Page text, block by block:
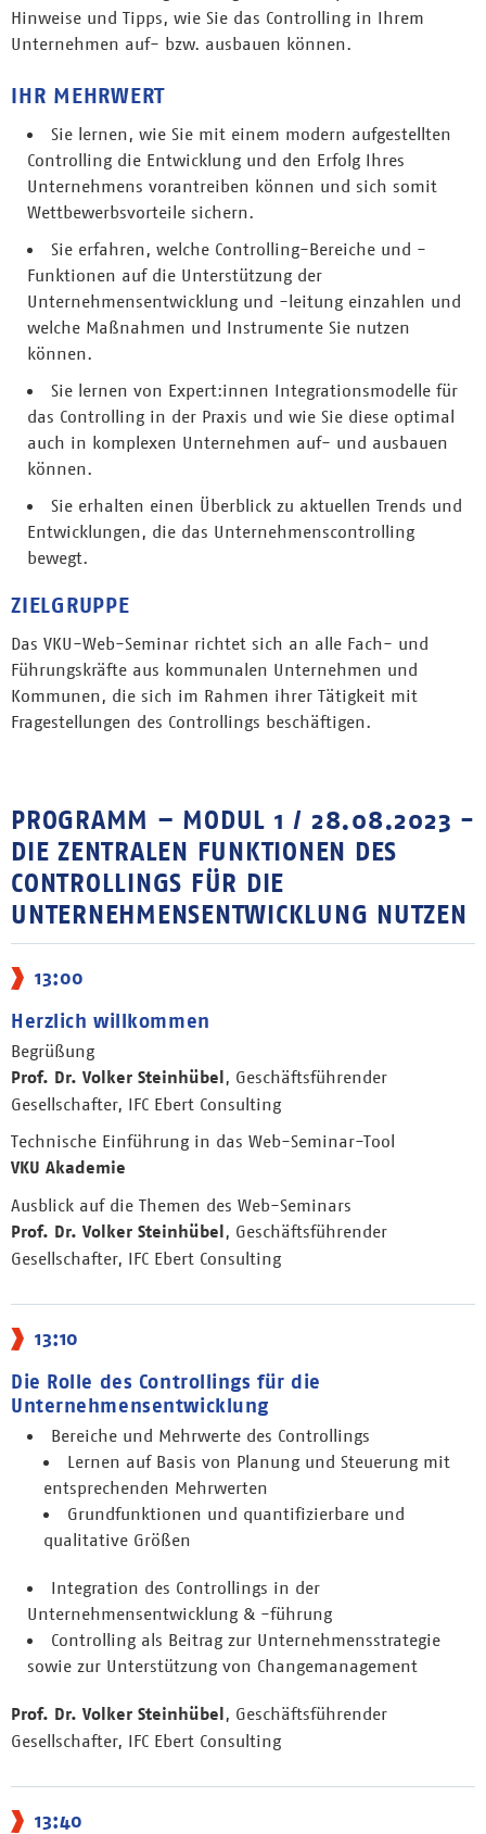
Hinweise und Tipps, wie Sie das Controlling in Ihrem
Unternehmen auf- bzw. ausbauen können.
IHR MEHRWERT
Sie lernen, wie Sie mit einem modern aufgestellten
Controlling die Entwicklung und den Erfolg Ihres
Unternehmens vorantreiben können und sich somit
Wettbewerbsvorteile sichern.
Sie erfahren, welche Controlling-Bereiche und -
Funktionen auf die Unterstützung der
Unternehmensentwicklung und -leitung einzahlen und
welche Maßnahmen und Instrumente Sie nutzen
können.
Sie lernen von Expert:innen Integrationsmodelle für
das Controlling in der Praxis und wie Sie diese optimal
auch in komplexen Unternehmen auf- und ausbauen
können.
Sie erhalten einen Überblick zu aktuellen Trends und
Entwicklungen, die das Unternehmenscontrolling
bewegt.
ZIELGRUPPE
Das VKU-Web-Seminar richtet sich an alle Fach- und
Führungskräfte aus kommunalen Unternehmen und
Kommunen, die sich im Rahmen ihrer Tätigkeit mit
Fragestellungen des Controllings beschäftigen.
PROGRAMM – MODUL 1 / 28.08.2023 -
DIE ZENTRALEN FUNKTIONEN DES
CONTROLLINGS FÜR DIE
UNTERNEHMENSENTWICKLUNG NUTZEN
13:00
Herzlich willkommen
Begrüßung
Prof. Dr. Volker Steinhübel, Geschäftsführender
Gesellschafter, IFC Ebert Consulting
Technische Einführung in das Web-Seminar-Tool
VKU Akademie
Ausblick auf die Themen des Web-Seminars
Prof. Dr. Volker Steinhübel, Geschäftsführender
Gesellschafter, IFC Ebert Consulting
13:10
Die Rolle des Controllings für die
Unternehmensentwicklung
Bereiche und Mehrwerte des Controllings
Lernen auf Basis von Planung und Steuerung mit
entsprechenden Mehrwerten
Grundfunktionen und quantifizierbare und
qualitative Größen
Integration des Controllings in der
Unternehmensentwicklung & -führung
Controlling als Beitrag zur Unternehmensstrategie
sowie zur Unterstützung von Changemanagement
Prof. Dr. Volker Steinhübel, Geschäftsführender
Gesellschafter, IFC Ebert Consulting
13:40